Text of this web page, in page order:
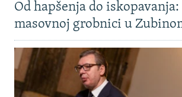
Od hapšenja do iskopavanja:
masovnoj grobnici u